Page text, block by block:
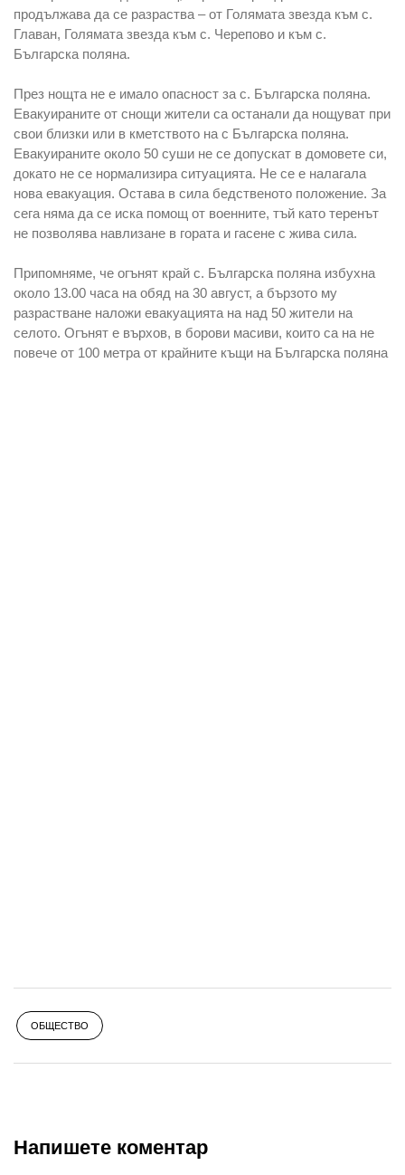
продължава да се разраства – от Голямата звезда към с.
Главан, Голямата звезда към с. Черепово и към с.
Българска поляна.
През нощта не е имало опасност за с. Българска поляна.
Евакуираните от снощи жители са останали да нощуват при
свои близки или в кметството на с Българска поляна.
Евакуираните около 50 суши не се допускат в домовете си,
докато не се нормализира ситуацията. Не се е налагала
нова евакуация. Остава в сила бедственото положение. За
сега няма да се иска помощ от военните, тъй като теренът
не позволява навлизане в гората и гасене с жива сила.
Припомняме, че огънят край с. Българска поляна избухна
около 13.00 часа на обяд на 30 август, а бързото му
разрастване наложи евакуацията на над 50 жители на
селото. Огънят е върхов, в борови масиви, които са на не
повече от 100 метра от крайните къщи на Българска поляна
ОБЩЕСТВО
Напишете коментар